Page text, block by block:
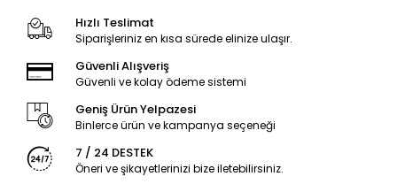
Hızlı Teslimat
Siparişleriniz en kısa sürede elinize ulaşır.
Güvenli Alışveriş
Güvenli ve kolay ödeme sistemi
Geniş Ürün Yelpazesi
Binlerce ürün ve kampanya seçeneği
7 / 24 DESTEK
Öneri ve şikayetlerinizi bize iletebilirsiniz.